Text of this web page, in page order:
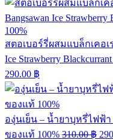
สตอเบอร์รี่ผสมแบล็กเคอเ
Ice Strawberry
290.00 ฿
องุ่นเย็น – น้ำยาบุหรี่ไฟฟ้า
ของแท้ 100% 310.00฿